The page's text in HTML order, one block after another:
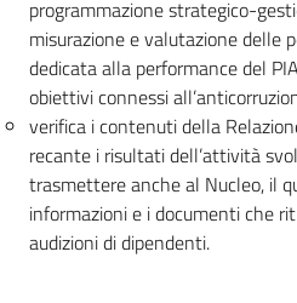
programmazione strategico-
misurazione e valutazione delle
dedicata alla performance del
obiettivi connessi
verifica i contenuti della
recante i risultati dell’attività
trasmettere anche al Nucleo, il
informazioni e i documenti che
audizioni di dipendenti.